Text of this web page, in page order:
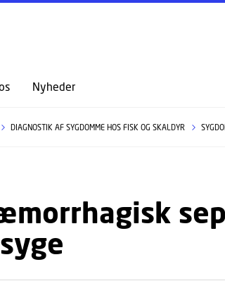
GÅ TIL PRIMÆRT INDHOLD (TRYK
Nyheder
DIAGNOSTIK AF SYGDOMME HOS FISK OG SKALDYR